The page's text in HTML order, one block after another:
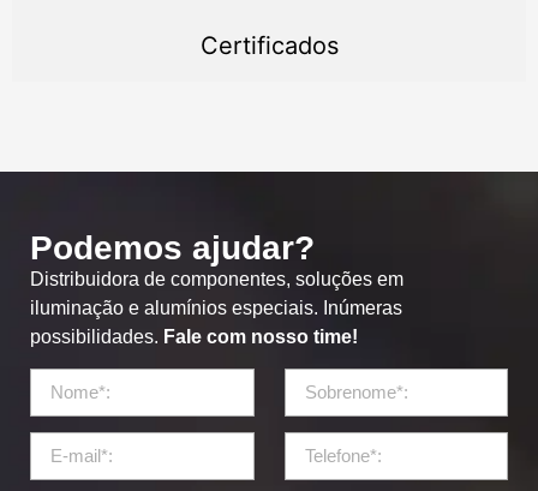
Certificados
Podemos ajudar?
Distribuidora de componentes, soluções em
iluminação e alumínios especiais. Inúmeras
possibilidades. Fale com nosso time!